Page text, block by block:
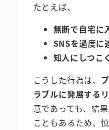
たとえば、
無断で自宅に
SNSを過度に
知人にしつこ
こうした行為は、
ラブルに発展する
意であっても、結
こともあるため、